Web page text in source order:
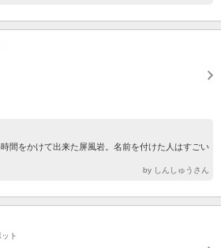
間をかけて出来た屏風岩。名前を付けた人はすごい
by しんしゅうさん
ト